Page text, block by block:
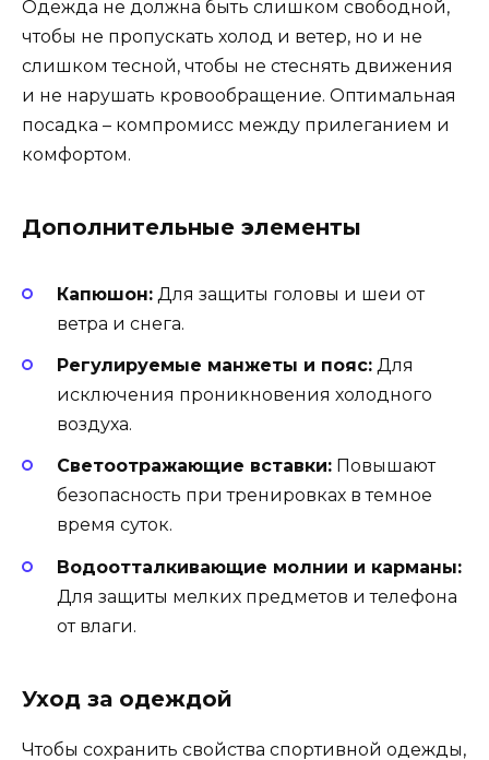
Одежда не должна быть слишком свободной,
чтобы не пропускать холод и ветер, но и не
слишком тесной, чтобы не стеснять движения
и не нарушать кровообращение. Оптимальная
посадка – компромисс между прилеганием и
комфортом.
Дополнительные элементы
Капюшон: Для защиты головы и шеи от
ветра и снега.
Регулируемые манжеты и пояс: Для
исключения проникновения холодного
воздуха.
Светоотражающие вставки: Повышают
безопасность при тренировках в темное
время суток.
Водоотталкивающие молнии и карманы:
Для защиты мелких предметов и телефона
от влаги.
Уход за одеждой
Чтобы сохранить свойства спортивной одежды,